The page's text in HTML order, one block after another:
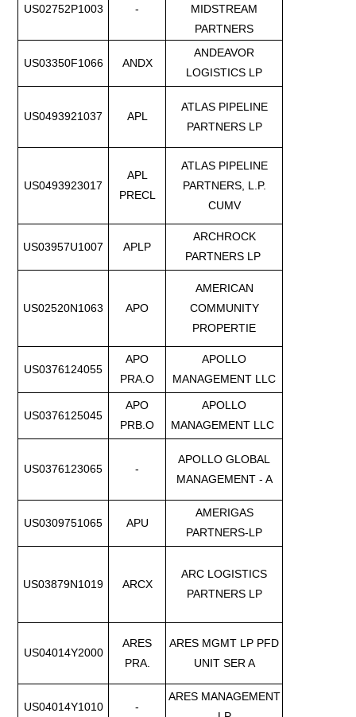
US02752P1003 -
MIDSTREAM
PARTNERS
US03350F1066 ANDX
ANDEAVOR
LOGISTICS LP
US0493921037 APL
ATLAS PIPELINE
PARTNERS LP
US0493923017
APL
PRECL
ATLAS PIPELINE
PARTNERS, L.P.
CUMV
US03957U1007 APLP
ARCHROCK
PARTNERS LP
US02520N1063 APO
AMERICAN
COMMUNITY
PROPERTIE
US0376124055
APO
PRA.O
APOLLO
MANAGEMENT LLC
US0376125045
APO
PRB.O
APOLLO
MANAGEMENT LLC
US0376123065 -
APOLLO GLOBAL
MANAGEMENT - A
US0309751065 APU
AMERIGAS
PARTNERS-LP
US03879N1019 ARCX
ARC LOGISTICS
PARTNERS LP
US04014Y2000
ARES
PRA.
ARES MGMT LP PFD
UNIT SER A
US04014Y1010 -
ARES MANAGEMENT